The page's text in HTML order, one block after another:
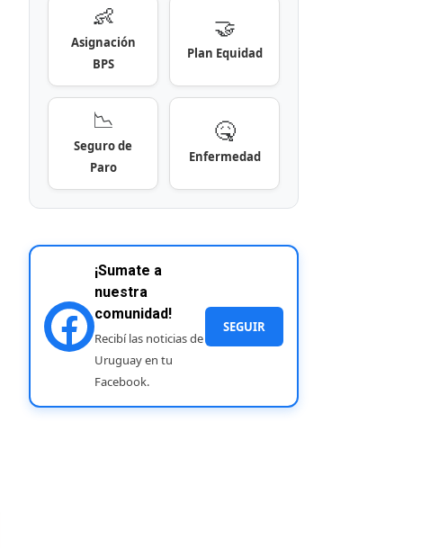
👶
Asignación
BPS
🤝
Plan Equidad
📉
Seguro de
Paro
🤒
Enfermedad
¡Sumate a
nuestra
comunidad!
Recibí las noticias de
Uruguay en tu
Facebook.
SEGUIR